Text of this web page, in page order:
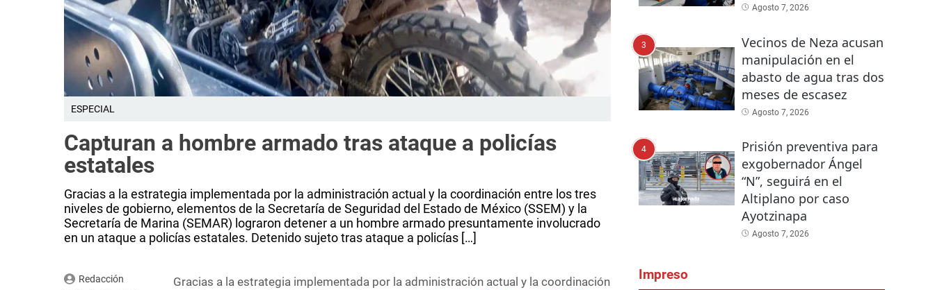
ESPECIAL
Capturan a hombre armado tras ataque a policías
estatales
Gracias a la estrategia implementada por la administración actual y la coordinación entre los tres
niveles de gobierno, elementos de la Secretaría de Seguridad del Estado de México (SSEM) y la
Secretaría de Marina (SEMAR) lograron detener a un hombre armado presuntamente involucrado
en un ataque a policías estatales. Detenido sujeto tras ataque a policías […]
Redacción
Gracias a la estrategia implementada por la administración actual y la coordinación
Agosto 7, 2026
3
Vecinos de Neza acusan
manipulación en el
abasto de agua tras dos
meses de escasez
Agosto 7, 2026
4
Prisión preventiva para
exgobernador Ángel
“N”, seguirá en el
Altiplano por caso
Ayotzinapa
Agosto 7, 2026
Impreso